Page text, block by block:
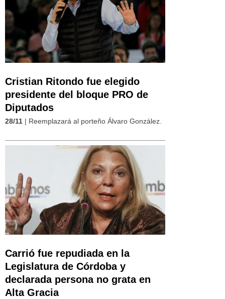
Cristian Ritondo fue elegido
presidente del bloque PRO de
Diputados
28/11 | Reemplazará al porteño Álvaro González.
Carrió fue repudiada en la
Legislatura de Córdoba y
declarada persona no grata en
Alta Gracia